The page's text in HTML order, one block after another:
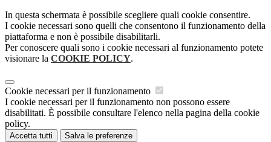
In questa schermata è possibile scegliere quali cookie consentire.
I cookie necessari sono quelli che consentono il funzionamento della
piattaforma e non è possibile disabilitarli.
Per conoscere quali sono i cookie necessari al funzionamento potete
visionare la COOKIE POLICY.
Cookie necessari per il funzionamento
I cookie necessari per il funzionamento non possono essere
disabilitati. È possibile consultare l'elenco nella pagina della cookie
policy.
Accetta tutti Salva le preferenze